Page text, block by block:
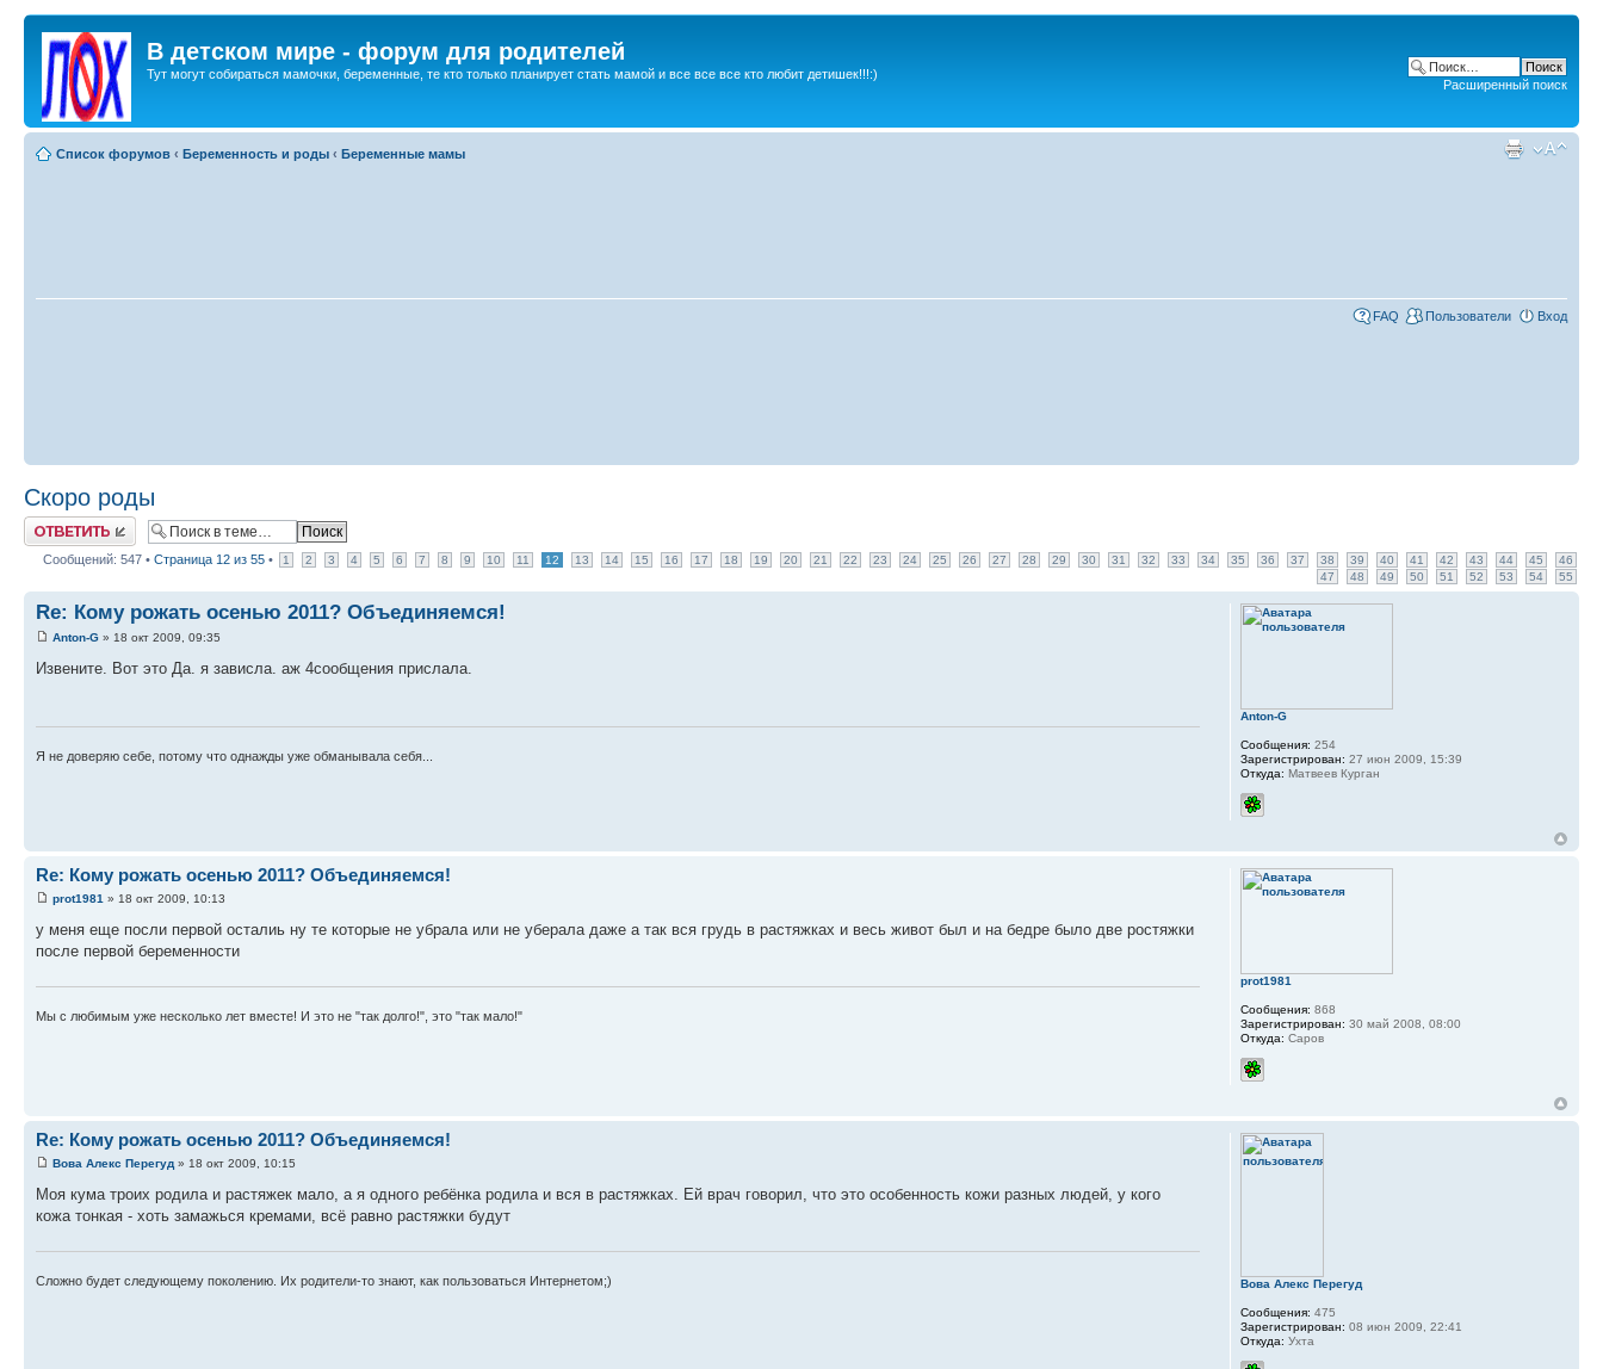
В детском мире - форум для родителей
Тут могут собираться мамочки, беременные, те кто только планирует стать мамой и все все все кто любит детишек!!!:)
Расширенный поиск
Список форумов ‹ Беременность и роды ‹ Беременные мамы
FAQ Пользователи Вход
Скоро роды
Ответить
Сообщений: 547 • Страница 12 из 55 • 1 2 3 4 5 6 7 8 9 10 11 12 13 14 15 16 17 18 19 20 21 22 23 24 25 26 27 28 29 30 31 32 33 34 35 36 37 38 39 40 41 42 43 44 45
46
47
48 49 50 51 52 53 54 55
Re: Кому рожать осенью 2011? Объединяемся!
Anton-G » 18 окт 2009, 09:35
Извените. Вот это Да. я зависла. аж 4сообщения прислала.
Я не доверяю себе, потому что однажды уже обманывала себя...
Anton-G
Сообщения: 254
Зарегистрирован: 27 июн 2009, 15:39
Откуда: Матвеев Курган
Re: Кому рожать осенью 2011? Объединяемся!
prot1981 » 18 окт 2009, 10:13
у меня еще посли первой осталиь ну те которые не убрала или не уберала даже а так вся грудь в растяжках и весь живот был и на бедре было две ростяжки
после первой беременности
Мы с любимым уже несколько лет вместе! И это не "так долго!", это "так мало!"
prot1981
Сообщения: 868
Зарегистрирован: 30 май 2008, 08:00
Откуда: Саров
Re: Кому рожать осенью 2011? Объединяемся!
Вова Алекс Перегуд » 18 окт 2009, 10:15
Моя кума троих родила и растяжек мало, а я одного ребёнка родила и вся в растяжках. Ей врач говорил, что это особенность кожи разных людей, у кого
кожа тонкая - хоть замажься кремами, всё равно растяжки будут
Сложно будет следующему поколению. Их родители-то знают, как пользоваться Интернетом;) Вова Алекс Перегуд
Сообщения: 475
Зарегистрирован: 08 июн 2009, 22:41
Откуда: Ухта